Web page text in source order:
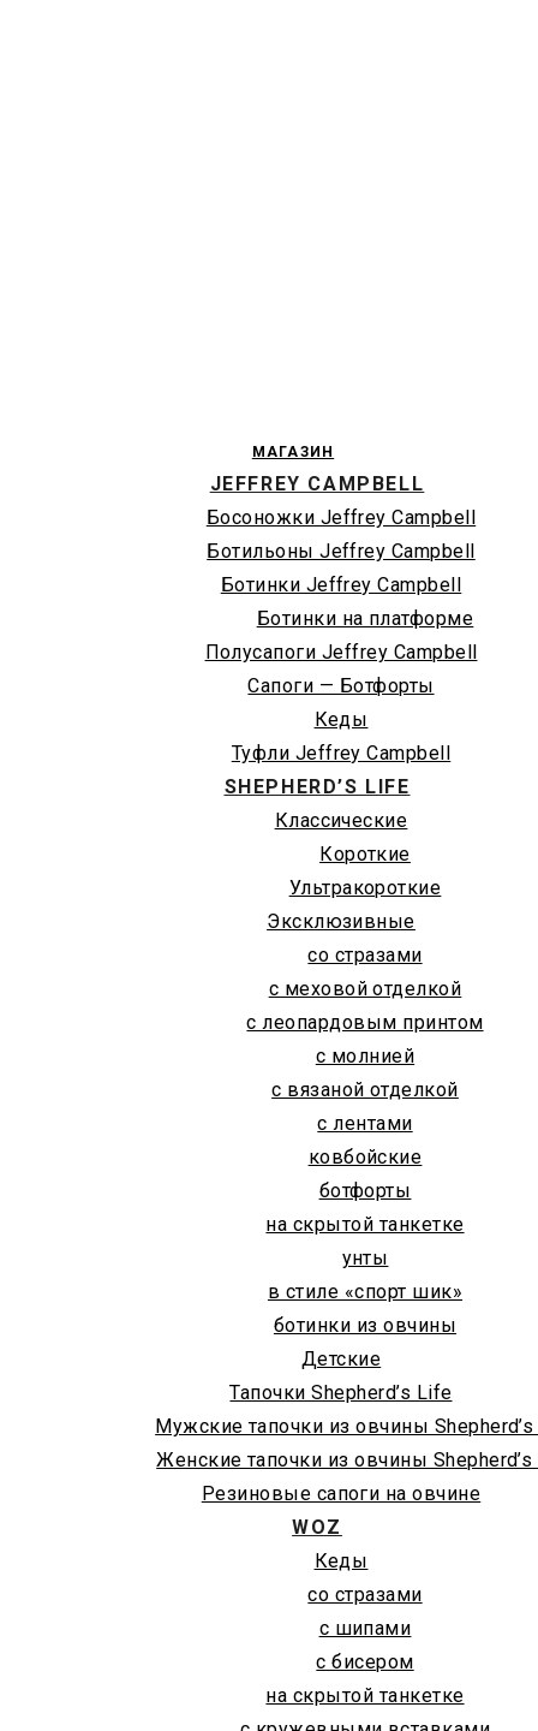
МАГАЗИН
JEFFREY CAMPBELL
Босоножки Jeffrey Campbell
Ботильоны Jeffrey Campbell
Ботинки Jeffrey Campbell
Ботинки на платформе
Полусапоги Jeffrey Campbell
Сапоги — Ботфорты
Кеды
Туфли Jeffrey Campbell
SHEPHERD’S LIFE
Классические
Короткие
Ультракороткие
Эксклюзивные
со стразами
с меховой отделкой
с леопардовым принтом
с молнией
с вязаной отделкой
с лентами
ковбойские
ботфорты
на скрытой танкетке
унты
в стиле «спорт шик»
ботинки из овчины
Детские
Тапочки Shepherd’s Life
Мужские тапочки из овчины
Женские тапочки из овчины
Резиновые сапоги на овчине
WOZ
Кеды
со стразами
с шипами
с бисером
на скрытой танкетке